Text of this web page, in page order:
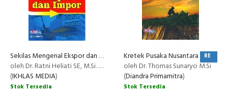
Sekilas Mengenal Ekspor dan Impor BK PROMO
oleh Dr. Ratni Heliati SE, M.Si. & Drs. Kosasih A. Darsono, M.M.
(IKHLAS MEDIA)
Stok Tersedia
Kretek Pusaka Nusantara RECOMMENDED
oleh Dr. Thomas Sunaryo M.Si
(Diandra Primamitra)
Stok Tersedia